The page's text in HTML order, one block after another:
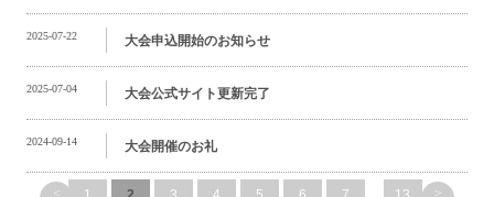
2025-07-22 大会申込開始のお知らせ
2025-07-04 大会公式サイト更新完了
2024-09-14 大会開催のお礼
< >